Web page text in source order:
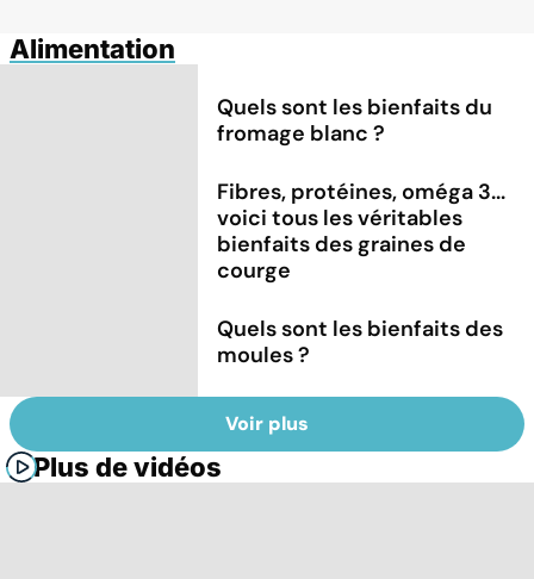
Alimentation
Quels sont les bienfaits du
fromage blanc ?
Fibres, protéines, oméga 3...
voici tous les véritables
bienfaits des graines de
courge
Quels sont les bienfaits des
moules ?
Voir plus
Plus de vidéos